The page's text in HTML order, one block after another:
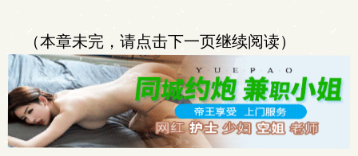
（本章未完，请点击下一页继续阅读）